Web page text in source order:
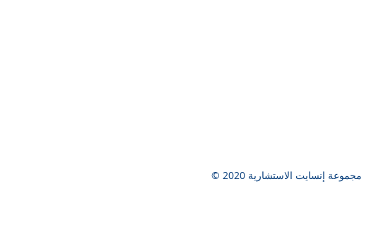
© 2020 مجموعة إنسايت الاستشارية